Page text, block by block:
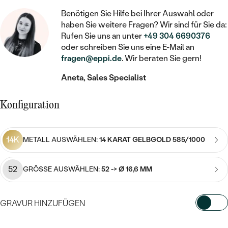
IM SET
GÜNSTIG
LUXURIÖSE
LAB GROWN DIAMANTEN ZUM
EINFASSEN
FARBIGE DIAMANTEN ZUM EINFASSEN
MIT DIAMANT
MIT LAB GROWN DIAMANT
MIT MOISSANIT
MIT FARBIGEN DIAMANTEN
MIT SCHWARZEN DIAMANTEN
SCHMUCK FÜR KINDER
BROSCHEN
SCHMUCKZUBEHÖR
NACH MATERIAL
SILBER
PLATIN
NACH STEIN
PIERCINGS
MIT EDELSTEIN
PERLENOHRRINGE
NACH PREIS
MEDAILLON
KETTEN
HERZKETTEN
MIT DIAMANT
MIT EDELSTEIN
SIEGELRINGE
PERSONALISIERT
NACH EDELSTEIN
MIT DIAMANT
MIT EDELSTEIN
PERLENRINGE
PREISWERTE
Benötigen Sie Hilfe bei Ihrer Auswahl oder
haben Sie weitere Fragen? Wir sind für Sie da:
Rufen Sie uns an unter+49 304 6690376
oder schreiben Sie uns eine E-Mail an
fragen@eppi.de. Wir beraten Sie gern!
Aneta, Sales Specialist
Konfiguration
14K METALL AUSWÄHLEN:14 KARAT GELBGOLD 585/1000
52 GRÖSSE AUSWÄHLEN:52 -> Ø 16,6 MM
GRAVUR HINZUFÜGEN